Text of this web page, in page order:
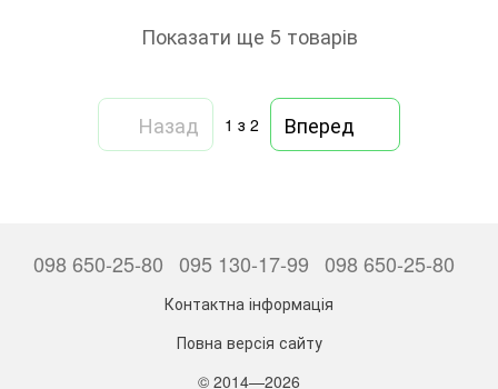
Показати ще 5 товарів
Назад 1 з 2 Вперед
098 650-25-80 095 130-17-99 098 650-25-80
Контактна інформація
Повна версія сайту
© 2014—2026